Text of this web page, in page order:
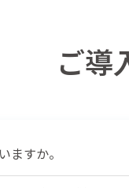
ご導
ますか。